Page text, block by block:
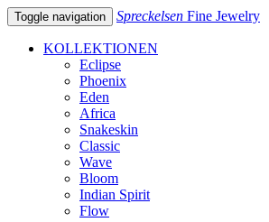
Toggle navigation Spreckelsen Fine Jewelry
KOLLEKTIONEN
Eclipse
Phoenix
Eden
Africa
Snakeskin
Classic
Wave
Bloom
Indian Spirit
Flow